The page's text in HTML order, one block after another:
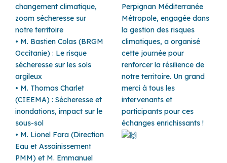
changement climatique,
zoom sécheresse sur
notre territoire
• M. Bastien Colas (BRGM
Occitanie) : Le risque
sécheresse sur les sols
argileux
• M. Thomas Charlet
(CIEEMA) : Sécheresse et
inondations, impact sur le
sous-sol
• M. Lionel Fara (Direction
Eau et Assainissement
PMM) et M. Emmanuel
Perpignan Méditerranée
Métropole, engagée dans
la gestion des risques
climatiques, a organisé
cette journée pour
renforcer la résilience de
notre territoire. Un grand
merci à tous les
intervenants et
participants pour ces
échanges enrichissants !